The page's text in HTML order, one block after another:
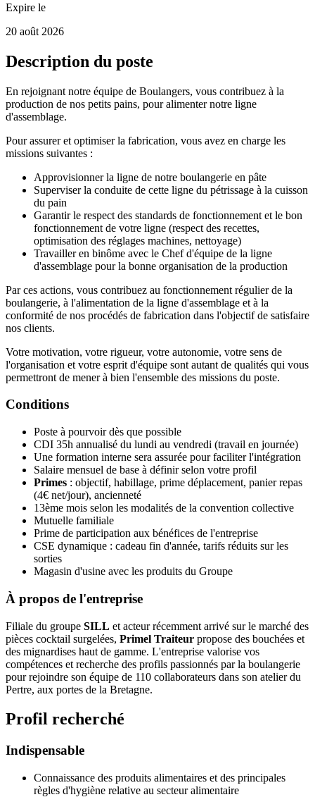
Expire le
20 août 2026
Description du poste
En rejoignant notre équipe de Boulangers, vous contribuez à la
production de nos petits pains, pour alimenter notre ligne
d'assemblage.
Pour assurer et optimiser la fabrication, vous avez en charge les
missions suivantes :
Approvisionner la ligne de notre boulangerie en pâte
Superviser la conduite de cette ligne du pétrissage à la cuisson
du pain
Garantir le respect des standards de fonctionnement et le bon
fonctionnement de votre ligne (respect des recettes,
optimisation des réglages machines, nettoyage)
Travailler en binôme avec le Chef d'équipe de la ligne
d'assemblage pour la bonne organisation de la production
Par ces actions, vous contribuez au fonctionnement régulier de la
boulangerie, à l'alimentation de la ligne d'assemblage et à la
conformité de nos procédés de fabrication dans l'objectif de satisfaire
nos clients.
Votre motivation, votre rigueur, votre autonomie, votre sens de
l'organisation et votre esprit d'équipe sont autant de qualités qui vous
permettront de mener à bien l'ensemble des missions du poste.
Conditions
Poste à pourvoir dès que possible
CDI 35h annualisé du lundi au vendredi (travail en journée)
Une formation interne sera assurée pour faciliter l'intégration
Salaire mensuel de base à définir selon votre profil
Primes : objectif, habillage, prime déplacement, panier repas
(4€ net/jour), ancienneté
13ème mois selon les modalités de la convention collective
Mutuelle familiale
Prime de participation aux bénéfices de l'entreprise
CSE dynamique : cadeau fin d'année, tarifs réduits sur les
sorties
Magasin d'usine avec les produits du Groupe
À propos de l'entreprise
Filiale du groupe SILL et acteur récemment arrivé sur le marché des
pièces cocktail surgelées, Primel Traiteur propose des bouchées et
des mignardises haut de gamme. L'entreprise valorise vos
compétences et recherche des profils passionnés par la boulangerie
pour rejoindre son équipe de 110 collaborateurs dans son atelier du
Pertre, aux portes de la Bretagne.
Profil recherché
Indispensable
Connaissance des produits alimentaires et des principales
règles d'hygiène relative au secteur alimentaire